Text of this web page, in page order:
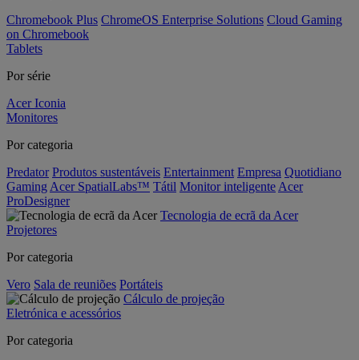
Chromebook Plus ChromeOS Enterprise Solutions Cloud Gaming
on Chromebook
Tablets
Por série
Acer Iconia
Monitores
Por categoria
Predator Produtos sustentáveis Entertainment Empresa Quotidiano
Gaming Acer SpatialLabs™ Tátil Monitor inteligente Acer
ProDesigner
Tecnologia de ecrã da Acer
Projetores
Por categoria
Vero Sala de reuniões Portáteis
Cálculo de projeção
Eletrónica e acessórios
Por categoria